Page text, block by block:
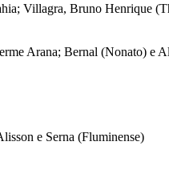
Villagra, Bruno Henrique
Arana; Bernal (Nonato) e
e Serna (Fluminense)